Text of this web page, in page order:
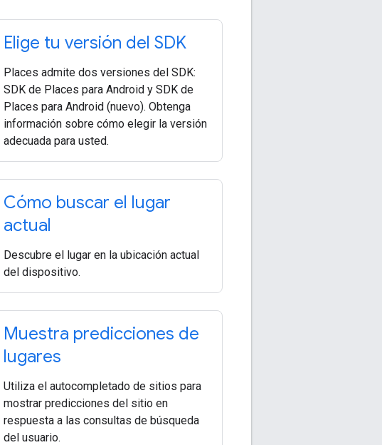
Elige tu versión del SDK
Places admite dos versiones del SDK:
SDK de Places para Android y SDK de
Places para Android (nuevo). Obtenga
información sobre cómo elegir la versión
adecuada para usted.
Cómo buscar el lugar
actual
Descubre el lugar en la ubicación actual
del dispositivo.
Muestra predicciones de
lugares
Utiliza el autocompletado de sitios para
mostrar predicciones del sitio en
respuesta a las consultas de búsqueda
del usuario.